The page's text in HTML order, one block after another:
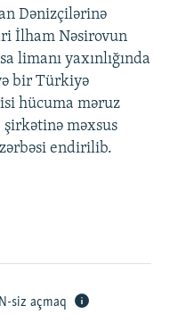
Dənizçilərinə
İlham Nəsirovun
limanı yaxınlığında
bir Türkiyə
hücuma məruz
məxsus
endirilib.
siz açmaq